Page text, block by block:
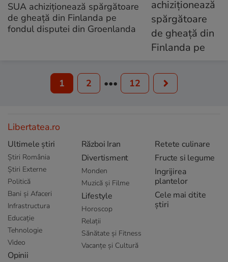
SUA achiziționează spărgătoare
de gheață din Finlanda pe
fondul disputei din Groenlanda
1 2 ••• 12
Libertatea.ro
Ultimele știri
Știri România
Știri Externe
Politică
Bani și Afaceri
Infrastructura
Educație
Tehnologie
Video
Opinii
Război Iran
Divertisment
Monden
Muzică și Filme
Lifestyle
Horoscop
Relații
Sănătate și Fitness
Vacanțe și Cultură
Retete culinare
Fructe si legume
Ingrijirea
plantelor
Cele mai citite
știri